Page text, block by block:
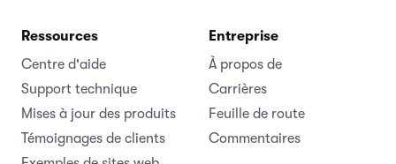
Ressources
Centre d'aide
Support technique
Mises à jour des produits
Témoignages de clients
Entreprise
À propos de
Carrières
Feuille de route
Commentaires